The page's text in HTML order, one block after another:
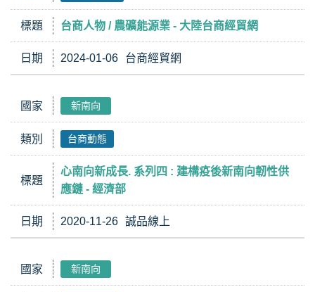
標題 台商人物 / 農礦能源業 - 大陸台商經貿網
日期 2024-01-06 台商經貿網
國家 新南向
類別 台商動態
標題
心南向新成長. 系列四 : 建構疫後新南向韌性供
應鏈 - 經濟部
日期 2020-11-26 誠品線上
國家 新南向